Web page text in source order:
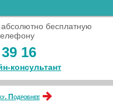
бесплатную
16
Подробнее